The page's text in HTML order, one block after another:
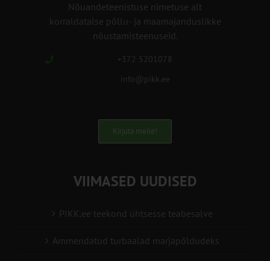
Nõuandeteenistuse nimetuse alt
korraldatalse põllu- ja maamajanduslikke
nõustamisteenuseid.
+372 5201078
info@pikk.ee
Kirjuta meile!
VIIMASED UUDISED
PIKK.ee teekond ühtsesse teabesalve
Ammendatud turbaalad marjapõldudeks